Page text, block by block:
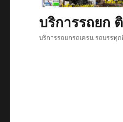
บริการรถยก
บริการรถยกรถเครน รถบรรทุ